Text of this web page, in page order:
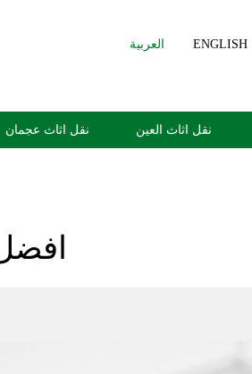
العربية ENGLISH
نقل اثاث عجمان نقل اثاث العين